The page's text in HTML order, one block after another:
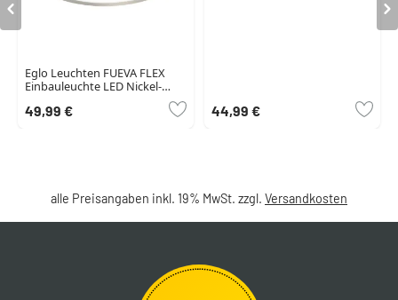
Eglo Leuchten FUEVA FLEX
Einbauleuchte LED Nickel-
49,99 € 44,99 €
alle Preisangaben inkl. 19% MwSt. zzgl. Versandkosten